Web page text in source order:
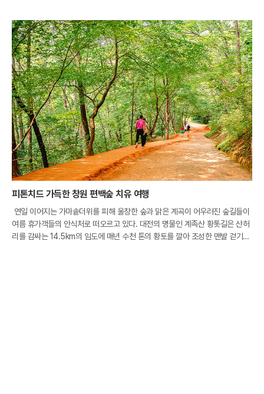
피톤치드 가득한 창원 편백숲 치유 여행
연일 이어지는 가마솥더위를 피해 울창한 숲과 맑은 계곡이 어우러진 숲길들이
여름 휴가객들의 안식처로 떠오르고 있다. 대전의 명물인 계족산 황톳길은 산허
리를 감싸는 14.5km의 임도에 매년 수천 톤의 황토를 깔아 조성한 맨발 걷기의